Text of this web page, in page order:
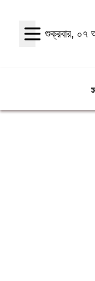
শুক্রবার, ০৭